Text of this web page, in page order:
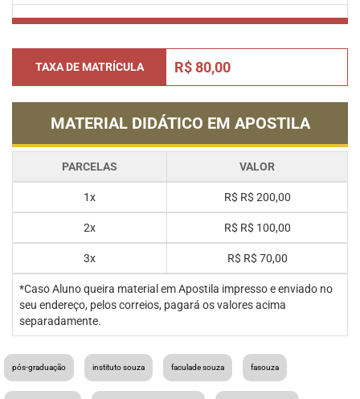
TAXA DE MATRÍCULA R$ 80,00
MATERIAL DIDÁTICO EM APOSTILA
PARCELAS VALOR
1x R$ R$ 200,00
2x R$ R$ 100,00
3x R$ R$ 70,00
*Caso Aluno queira material em Apostila impresso e enviado no
seu endereço, pelos correios, pagará os valores acima
separadamente.
pós-graduação instituto souza faculade souza fasouza